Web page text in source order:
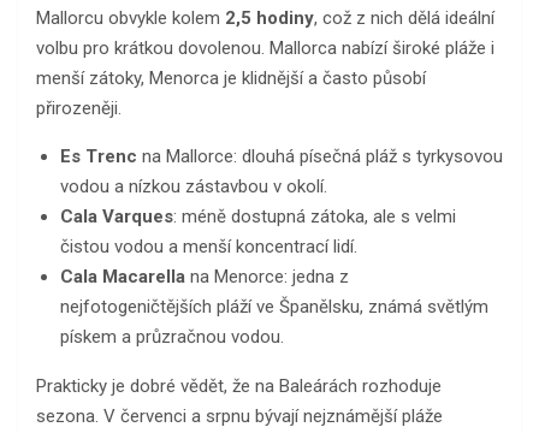
Mallorcu obvykle kolem 2,5 hodiny, což z nich dělá ideální
volbu pro krátkou dovolenou. Mallorca nabízí široké pláže i
menší zátoky, Menorca je klidnější a často působí
přirozeněji.
Es Trenc na Mallorce: dlouhá písečná pláž s tyrkysovou
vodou a nízkou zástavbou v okolí.
Cala Varques: méně dostupná zátoka, ale s velmi
čistou vodou a menší koncentrací lidí.
Cala Macarella na Menorce: jedna z
nejfotogeničtějších pláží ve Španělsku, známá světlým
pískem a průzračnou vodou.
Prakticky je dobré vědět, že na Baleárách rozhoduje
sezona. V červenci a srpnu bývají nejznámější pláže